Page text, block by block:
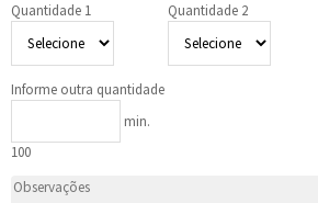
Quantidade 1 Quantidade 2
Informe outra quantidade
min.
100